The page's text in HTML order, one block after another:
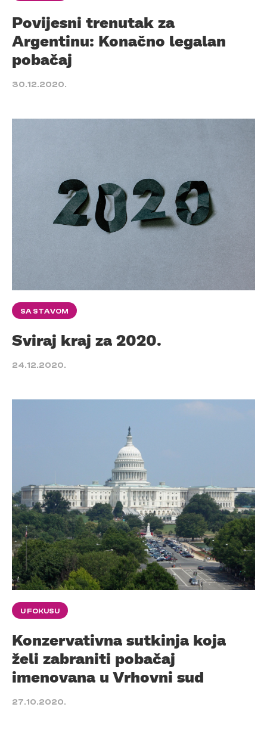
Povijesni trenutak za
Argentinu: Konačno legalan
pobačaj
30.12.2020.
SA STAVOM
Sviraj kraj za 2020.
24.12.2020.
U FOKUSU
Konzervativna sutkinja koja
želi zabraniti pobačaj
imenovana u Vrhovni sud
27.10.2020.